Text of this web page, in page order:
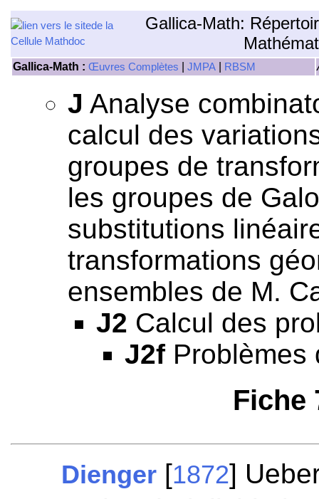
Gallica-Math:
Gallica-Math : Œuvres Complètes JMPA RBSM
J Analyse
calcul des
groupes de
les groupes de
substitutions
transformations
ensembles de M.
J2 Calcul des
J2f Problèmes
Fiche
Dienger [1872]